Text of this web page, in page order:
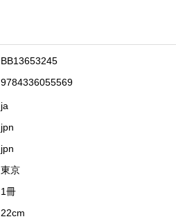
BB13653245
9784336055569
ja
jpn
jpn
東京
1冊
22cm